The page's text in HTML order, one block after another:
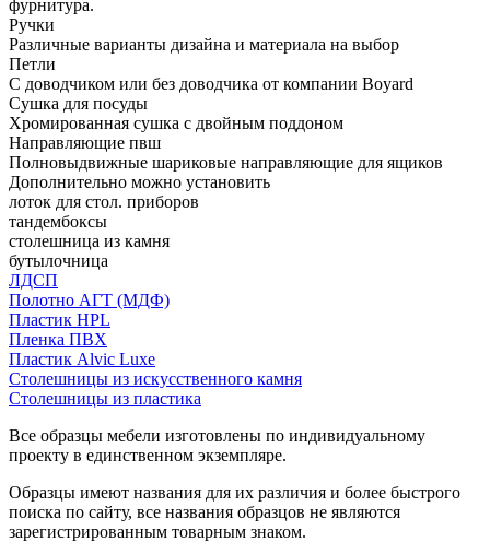
фурнитура.
Ручки
Различные варианты дизайна и материала на выбор
Петли
С доводчиком или без доводчика от компании Boyard
Сушка для посуды
Хромированная сушка с двойным поддоном
Направляющие пвш
Полновыдвижные шариковые направляющие для ящиков
Дополнительно можно установить
лоток для стол. приборов
тандембоксы
столешница из камня
бутылочница
ЛДСП
Полотно АГТ (МДФ)
Пластик HPL
Пленка ПВХ
Пластик Alvic Luxe
Столешницы из искусственного камня
Столешницы из пластика
Все образцы мебели изготовлены по индивидуальному
проекту в единственном экземпляре.
Образцы имеют названия для их различия и более быстрого
поиска по сайту, все названия образцов не являются
зарегистрированным товарным знаком.